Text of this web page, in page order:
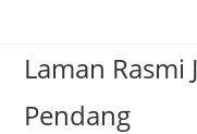
Laman Rasmi
Pendang